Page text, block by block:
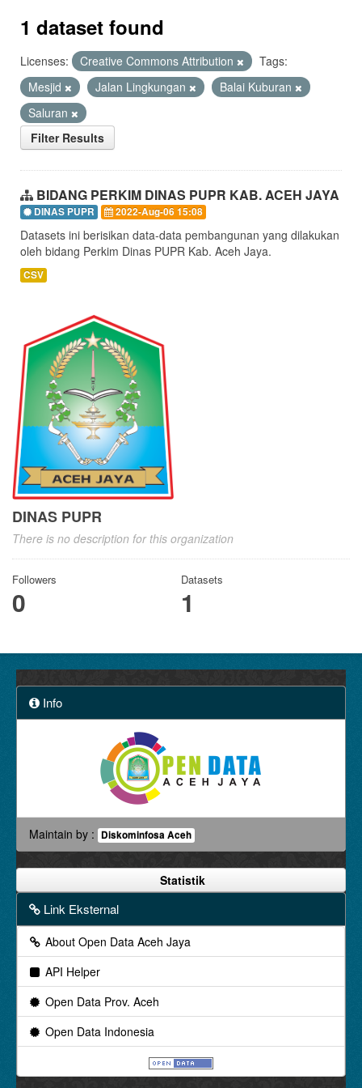
1 dataset found
Licenses: Creative Commons Attribution
Tags:
Mesjid
Jalan Lingkungan
Balai Kuburan
Saluran
Filter Results
BIDANG PERKIM DINAS PUPR KAB. ACEH JAYA
DINAS PUPR 2022-Aug-06 15:08
Datasets ini berisikan data-data pembangunan yang dilakukan
oleh bidang Perkim Dinas PUPR Kab. Aceh Jaya.
CSV
DINAS PUPR
There is no description for this organization
Followers
0
Datasets
1
Info
Maintain by : Diskominfosa Aceh
Statistik
Link Eksternal
About Open Data Aceh Jaya
API Helper
Open Data Prov. Aceh
Open Data Indonesia